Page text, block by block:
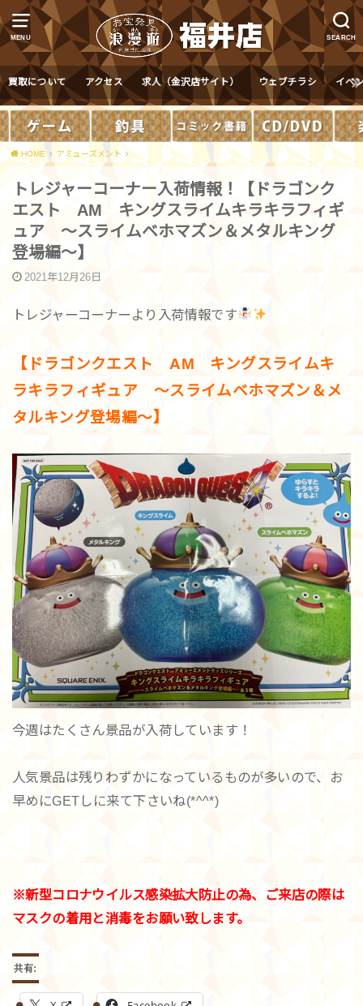
MENU SEARCH
買取について アクセス 求人（金沢店サイト） ウェブチラシ イベ
HOME アミューズメント
トレジャーコーナー入荷情報！【ドラゴンク
エスト AM キングスライムキラキラフィギ
ュア ～スライムベホマズン＆メタルキング
登場編～】
2021年12月26日
トレジャーコーナーより入荷情報です
【ドラゴンクエスト AM キングスライムキ
ラキラフィギュア ～スライムベホマズン＆メ
タルキング登場編～】
今週はたくさん景品が入荷しています！
人気景品は残りわずかになっているものが多いので、お
早めにGETしに来て下さいね(*^^*)
※新型コロナウイルス感染拡大防止の為、ご来店の際は
マスクの着用と消毒をお願い致します。
共有: